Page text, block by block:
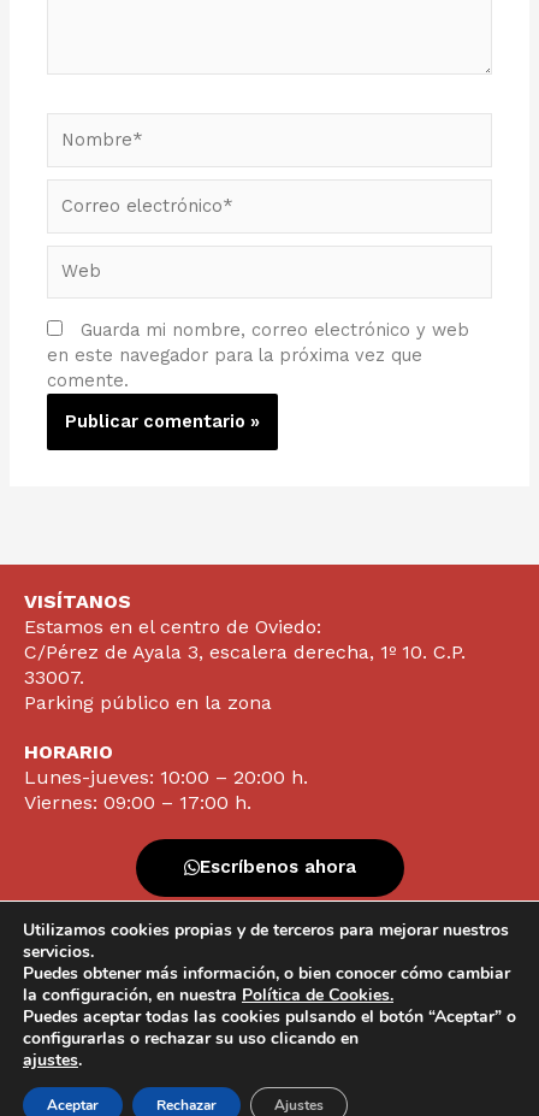
electrónico*
Guarda mi nombre, correo electrónico y web
en este navegador para la próxima vez que
comente.
VISÍTANOS
Estamos en el centro de Oviedo:
C/Pérez de Ayala 3, escalera derecha, 1º 10. C.P.
33007.
Parking público en la zona
HORARIO
Lunes-jueves: 10:00 – 20:00 h.
Viernes: 09:00 – 17:00 h.
Escríbenos ahora
info@clinicavazquezlameiras.com |Protección de datos |
N° Registro Sanitario: C.2.5.1/37
Utilizamos cookies propias y de terceros para mejorar nuestros
servicios.
Puedes obtener más información, o bien conocer cómo cambiar
la configuración, en nuestra Política de Cookies.
Puedes aceptar todas las cookies pulsando el botón “Aceptar” o
configurarlas o rechazar su uso clicando en
ajustes.
Aceptar Rechazar Ajustes